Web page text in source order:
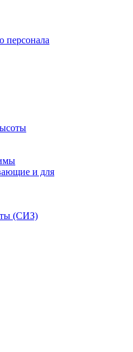
персонала
и для
(СИЗ)